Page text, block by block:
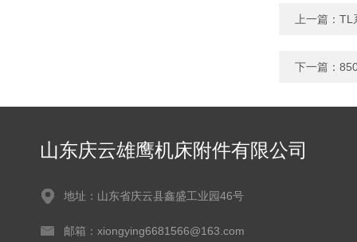
上一篇： TL
下一篇：
山东庆云雄鹰机床附件有限公司
地址：山东省庆云县鑫盛工业园46号
邮箱：xiongying6681566@163.com